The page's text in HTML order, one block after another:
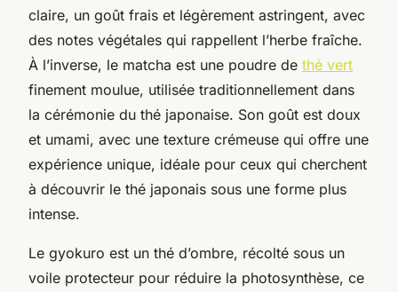
claire, un goût frais et légèrement astringent, avec
des notes végétales qui rappellent l’herbe fraîche.
À l’inverse, le matcha est une poudre de thé vert
finement moulue, utilisée traditionnellement dans
la cérémonie du thé japonaise. Son goût est doux
et umami, avec une texture crémeuse qui offre une
expérience unique, idéale pour ceux qui cherchent
à découvrir le thé japonais sous une forme plus
intense.
Le gyokuro est un thé d’ombre, récolté sous un
voile protecteur pour réduire la photosynthèse, ce